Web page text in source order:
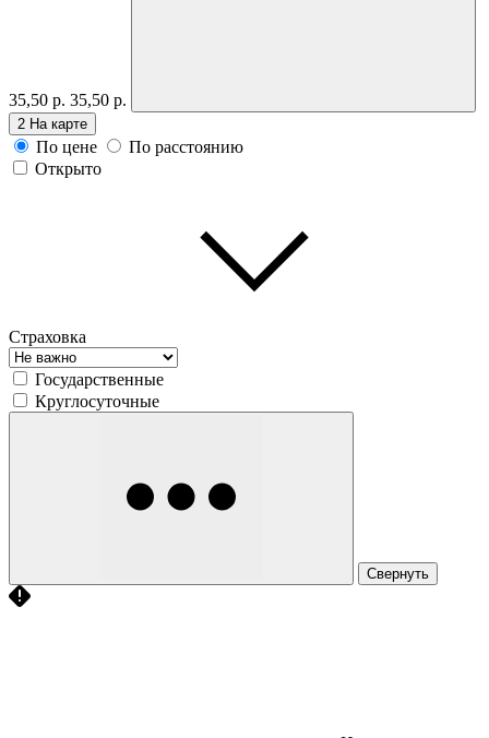
35,50 р. 35,50 р.
2 На карте
По цене
По расстоянию
Открыто
Страховка
Государственные
Круглосуточные
Свернуть